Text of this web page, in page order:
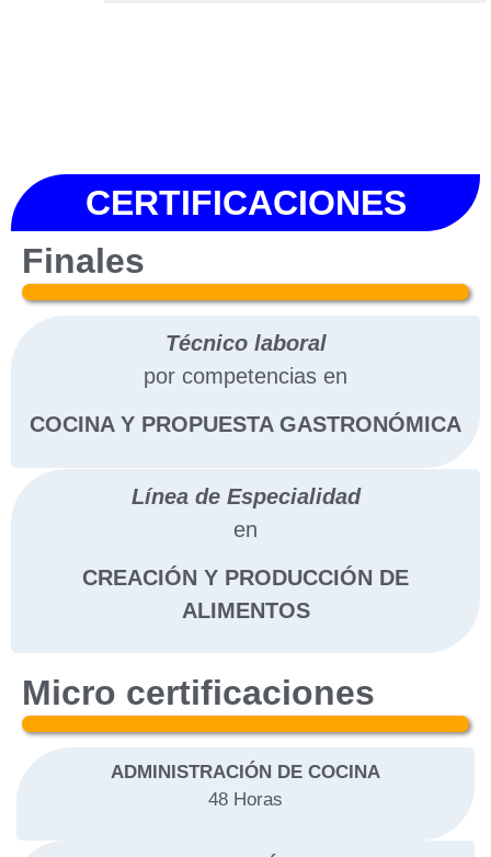
CERTIFICACIONES
Finales
Técnico laboral
por competencias en
COCINA Y PROPUESTA GASTRONÓMICA
Línea de Especialidad
en
CREACIÓN Y PRODUCCIÓN DE
ALIMENTOS
Micro certificaciones
ADMINISTRACIÓN DE COCINA
48 Horas